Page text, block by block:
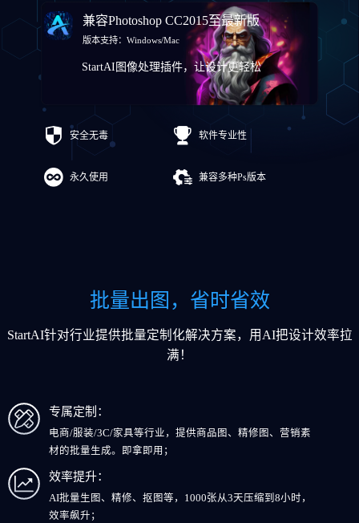
兼容Photoshop CC2015至最新版
版本支持：Windows/Mac
StartAI图像处理插件，让设计更轻松
安全无毒 软件专业性
永久使用 兼容多种Ps版本
批量出图，省时省效
StartAI针对行业提供批量定制化解决方案，用AI把设计效率拉
满！
专属定制：
电商/服装/3C/家具等行业，提供商品图、精修图、营销素
材的批量生成。即拿即用；
效率提升：
AI批量生图、精修、抠图等，1000张从3天压缩到8小时，
效率飙升；